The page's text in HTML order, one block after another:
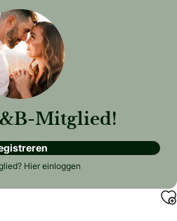
Mitglied!
Hier einloggen